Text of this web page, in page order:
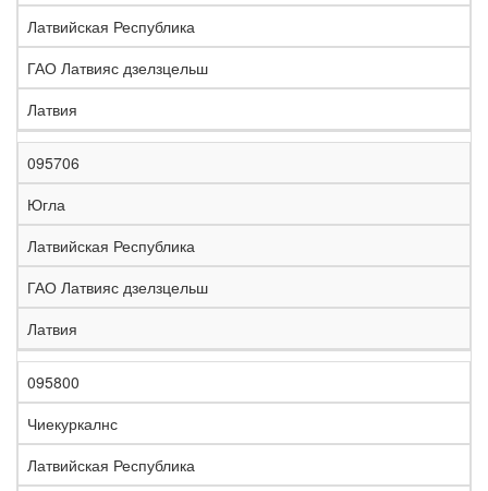
Латвийская Республика
ГАО Латвияс дзелзцельш
Латвия
095706
Югла
Латвийская Республика
ГАО Латвияс дзелзцельш
Латвия
095800
Чиекуркалнс
Латвийская Республика